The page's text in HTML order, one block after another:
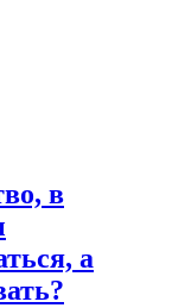
в
а